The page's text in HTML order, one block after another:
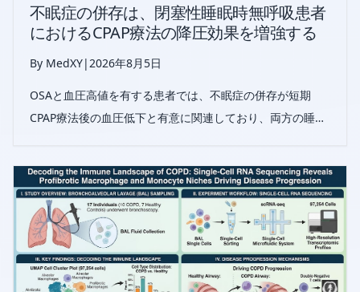
不眠症の併存は、閉塞性睡眠時無呼吸患者
におけるCPAP療法の降圧効果を増強する
By MedXY| 2026年8月5日
OSAと血圧高値を有する患者では、不眠症の併存が短期
CPAP療法後の血圧低下と有意に関連しており、両方の睡眠